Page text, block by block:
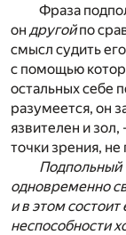
Фраза
он другойпо
смысл судить
с помощью
остальных себе
разумеется, он
язвителен и
точки зрения, не
Подпольный
одновременно
и в этом
неспособности